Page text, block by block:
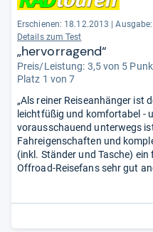
Erschienen: 18.12.2013
Details zum Test
„hervorragend“
Preis/Leistung: 3,5 von 5
Platz 1 von 7
„Als reiner Reiseanhänger ist
leichtfüßig und komfortabel -
vorausschauend unterwegs
Fahreigenschaften und
(inkl. Ständer und Tasche)
Offroad-Reisefans sehr gut